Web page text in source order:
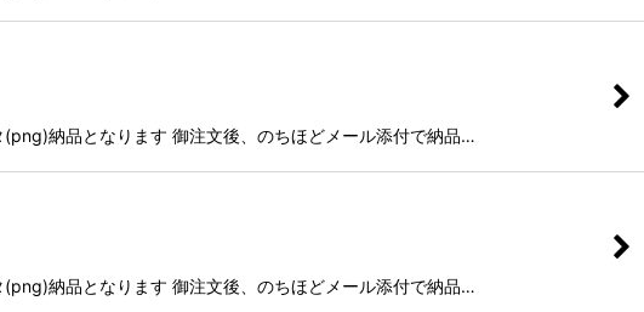
品となります 御注文後、のちほどメール添付で納品…
品となります 御注文後、のちほどメール添付で納品…